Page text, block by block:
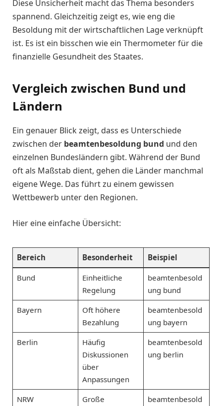
Diese Unsicherheit macht das Thema besonders
spannend. Gleichzeitig zeigt es, wie eng die
Besoldung mit der wirtschaftlichen Lage verknüpft
ist. Es ist ein bisschen wie ein Thermometer für die
finanzielle Gesundheit des Staates.
Vergleich zwischen Bund und
Ländern
Ein genauer Blick zeigt, dass es Unterschiede
zwischen der beamtenbesoldung bund und den
einzelnen Bundesländern gibt. Während der Bund
oft als Maßstab dient, gehen die Länder manchmal
eigene Wege. Das führt zu einem gewissen
Wettbewerb unter den Regionen.
Hier eine einfache Übersicht:
Bereich Besonderheit Beispiel
Bund
Einheitliche
Regelung
beamtenbesold
ung bund
Bayern
Oft höhere
Bezahlung
beamtenbesold
ung bayern
Berlin
Häufig
Diskussionen
über
Anpassungen
beamtenbesold
ung berlin
NRW
Große
beamtenbesold